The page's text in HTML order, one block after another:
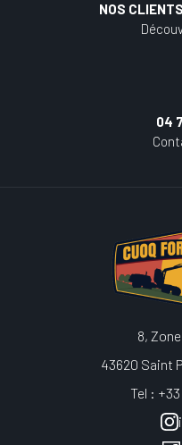
NOS
04
8,
43620 Saint
Tel : +33